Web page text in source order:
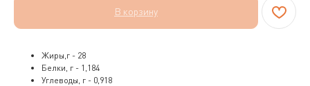
В корзину
Жиры,г - 28
Белки, г - 1,184
Углеводы, г - 0,918